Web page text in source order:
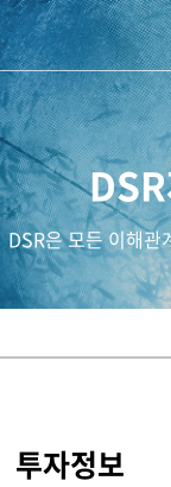
DSR은 모든 이해관
투자정보